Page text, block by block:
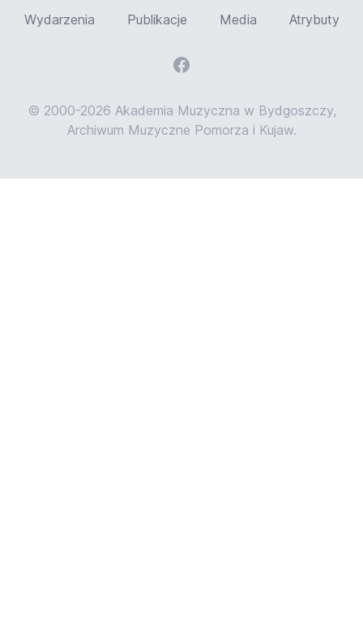
Wydarzenia Publikacje Media Atrybuty
© 2000-2026 Akademia Muzyczna w Bydgoszczy,
Archiwum Muzyczne Pomorza i Kujaw.